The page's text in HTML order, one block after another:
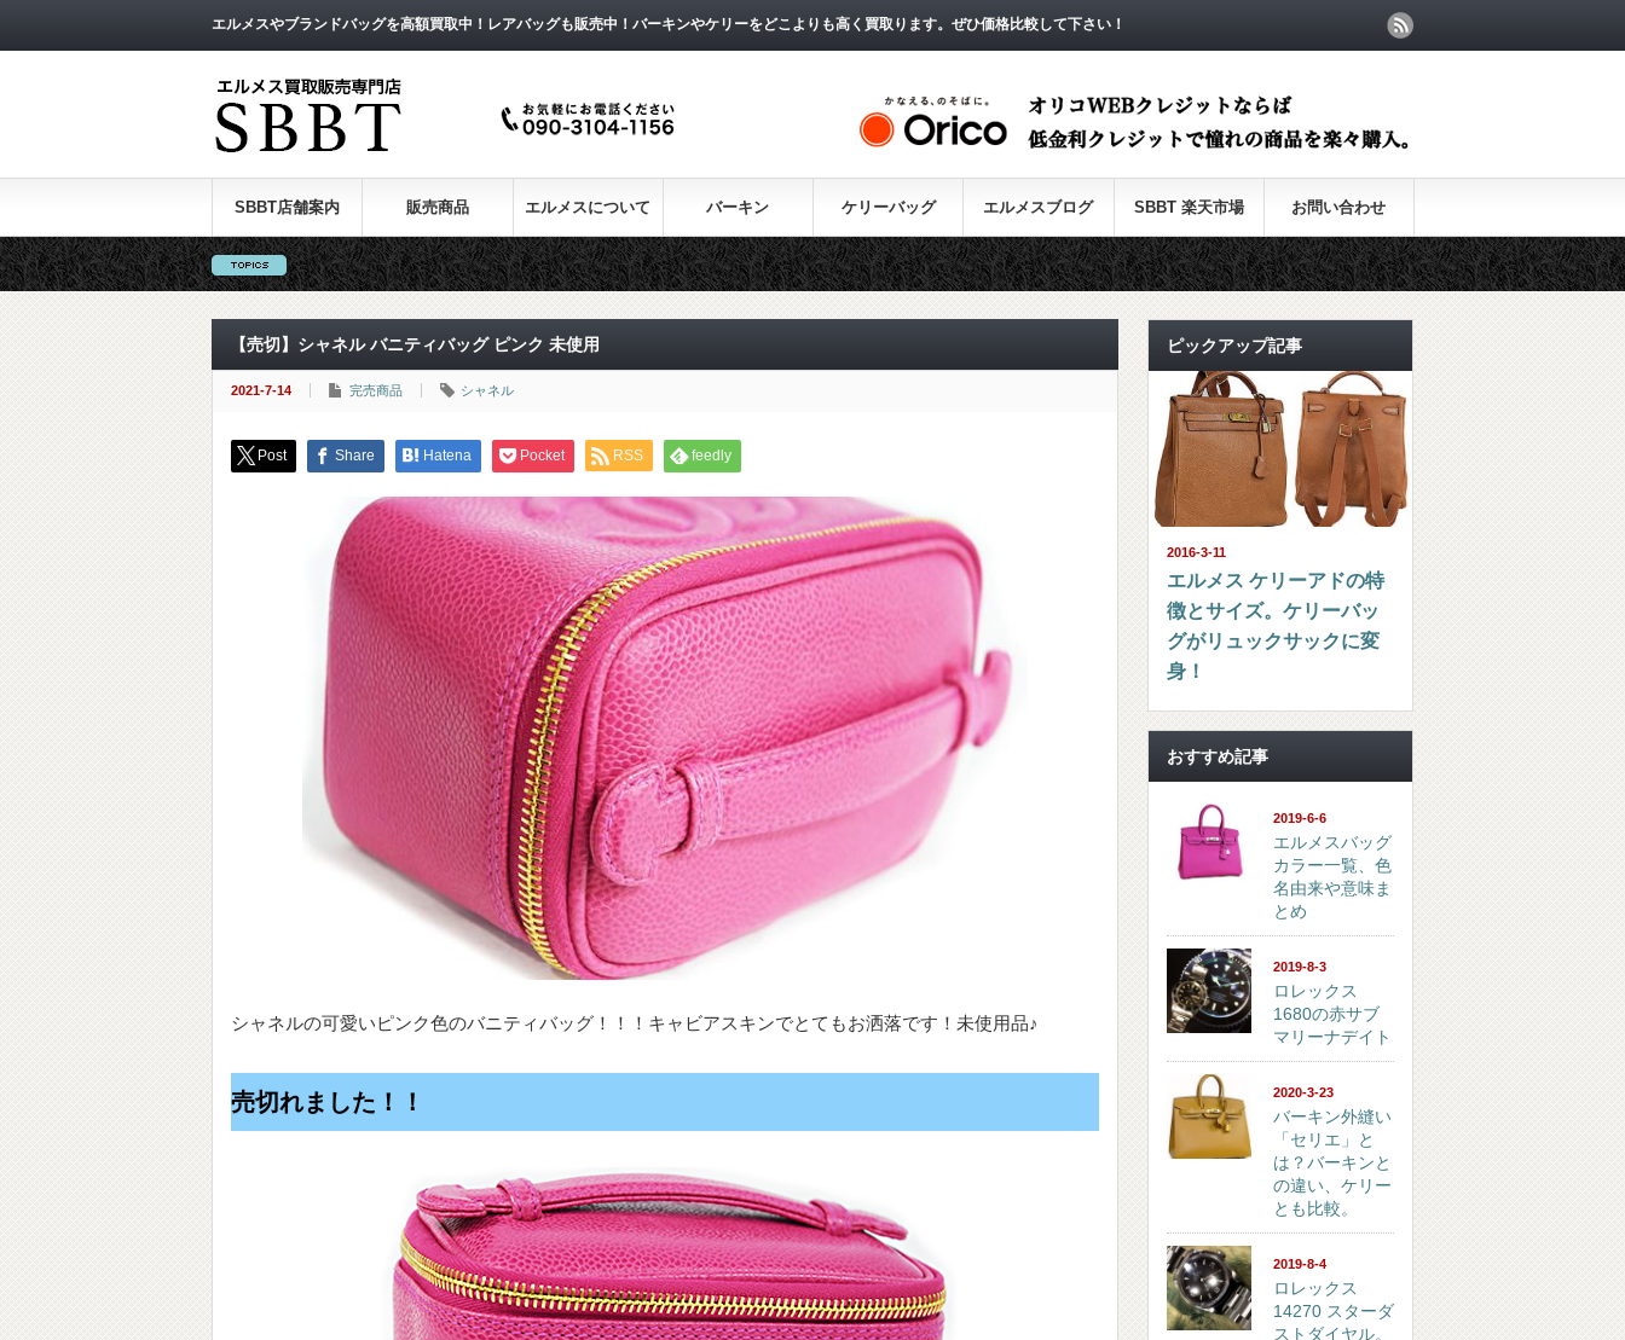
エルメスやブランドバッグを高額買取中！レアバッグも販売中！バーキンやケリーをどこよりも高く買取ります。ぜひ価格比較して下さい！
SBBT店舗案内 販売商品 エルメスについて バーキン ケリーバッグ エルメスブログ SBBT 楽天市場 お問い合わせ
【売切】シャネル バニティバッグ ピンク 未使用
2021-7-14 完売商品 シャネル
Post Share Hatena Pocket RSS feedly
シャネルの可愛いピンク色のバニティバッグ！！！キャビアスキンでとてもお洒落です！未使用品♪
売切れました！！
ピックアップ記事
2016-3-11
エルメス ケリーアドの特
徴とサイズ。ケリーバッ
グがリュックサックに変
身！
おすすめ記事
2019-6-6
エルメスバッグ
カラー一覧、色
名由来や意味ま
とめ
2019-8-3
ロレックス
1680の赤サブ
マリーナデイト
2020-3-23
バーキン外縫い
「セリエ」と
は？バーキンと
の違い、ケリー
とも比較。
2019-8-4
ロレックス
14270 スターダ
ストダイヤル。